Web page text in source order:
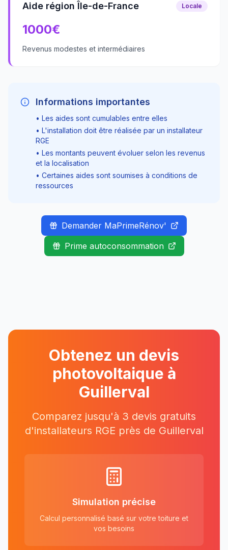
Aide région Île-de-France Locale
1000€
Revenus modestes et intermédiaires
Informations importantes
• Les aides sont cumulables entre elles
• L'installation doit être réalisée par un installateur
RGE
• Les montants peuvent évoluer selon les revenus
et la localisation
• Certaines aides sont soumises à conditions de
ressources
Demander MaPrimeRénov'
Prime autoconsommation
Obtenez un devis
photovoltaique à
Guillerval
Comparez jusqu'à 3 devis gratuits
d'installateurs RGE près de Guillerval
Simulation précise
Calcul personnalisé basé sur votre toiture et
vos besoins